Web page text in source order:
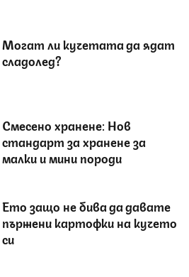
Могат ли кучетата да ядат
сладолед?
Смесено хранене: Нов
стандарт за хранене за
малки и мини породи
Ето защо не бива да давате
пържени картофки на кучето
си